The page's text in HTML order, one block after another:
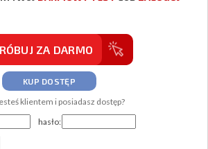
ZA DARMO
KUP DOSTĘP
klientem i posiadasz dostęp?
hasło: